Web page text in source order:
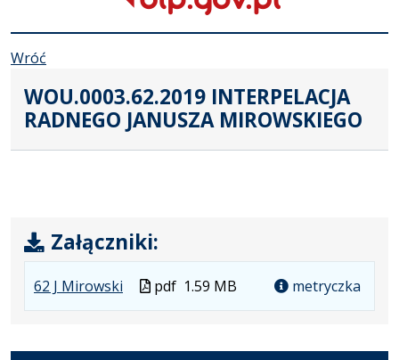
Wróć
WOU.0003.62.2019 INTERPELACJA
RADNEGO JANUSZA MIROWSKIEGO
Załączniki:
62 J Mirowski
formacie:
1.59
w
Plik
pdf 1.59 MB metryczka